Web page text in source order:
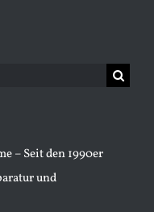
– Seit den 1990er
und